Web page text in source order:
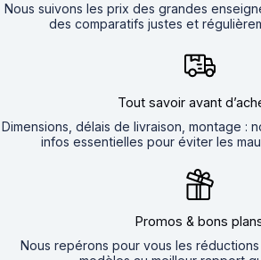
Nous suivons les prix des grandes
des comparatifs justes et
Tout savoir avant
Dimensions, délais de livraison, montage :
infos essentielles pour éviter les
Promos & bons
Nous repérons pour vous les